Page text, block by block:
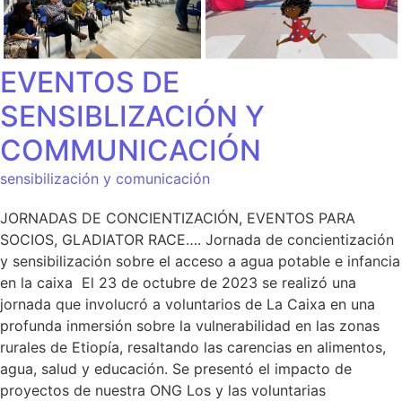
EVENTOS DE
SENSIBLIZACIÓN Y
COMMUNICACIÓN
sensibilización y comunicación
JORNADAS DE CONCIENTIZACIÓN, EVENTOS PARA
SOCIOS, GLADIATOR RACE…. Jornada de concientización
y sensibilización sobre el acceso a agua potable e infancia
en la caixa El 23 de octubre de 2023 se realizó una
jornada que involucró a voluntarios de La Caixa en una
profunda inmersión sobre la vulnerabilidad en las zonas
rurales de Etiopía, resaltando las carencias en alimentos,
agua, salud y educación. Se presentó el impacto de
proyectos de nuestra ONG Los y las voluntarias